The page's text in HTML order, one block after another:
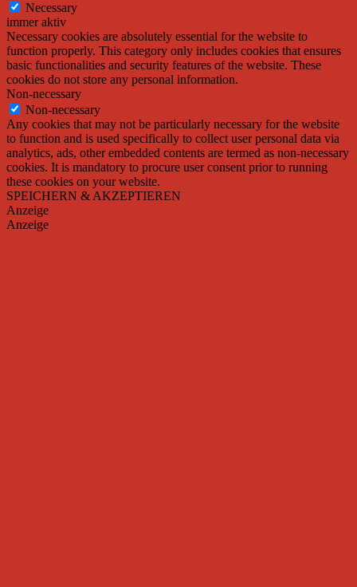
Necessary
immer aktiv
Necessary cookies are absolutely essential for the website to
function properly. This category only includes cookies that ensures
basic functionalities and security features of the website. These
cookies do not store any personal information.
Non-necessary
Non-necessary
Any cookies that may not be particularly necessary for the website
to function and is used specifically to collect user personal data via
analytics, ads, other embedded contents are termed as non-necessary
cookies. It is mandatory to procure user consent prior to running
these cookies on your website.
SPEICHERN & AKZEPTIEREN
Anzeige
Anzeige